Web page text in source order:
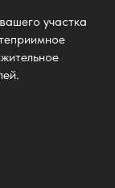
участка